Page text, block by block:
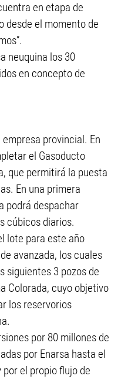
en etapa de
desde el momento de
neuquina los 30
en concepto de
provincial. En
el Gasoducto
que permitirá la puesta
En una primera
podrá despachar
cúbicos diarios.
lote para este año
avanzada, los cuales
siguientes 3 pozos de
Colorada, cuyo objetivo
los reservorios
por 80 millones de
por Enarsa hasta el
el propio flujo de